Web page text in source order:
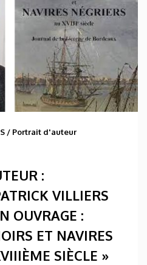
/ Portrait d'auteur
:
VILLIERS
OUVRAGE :
ET NAVIRES
SIÈCLE »